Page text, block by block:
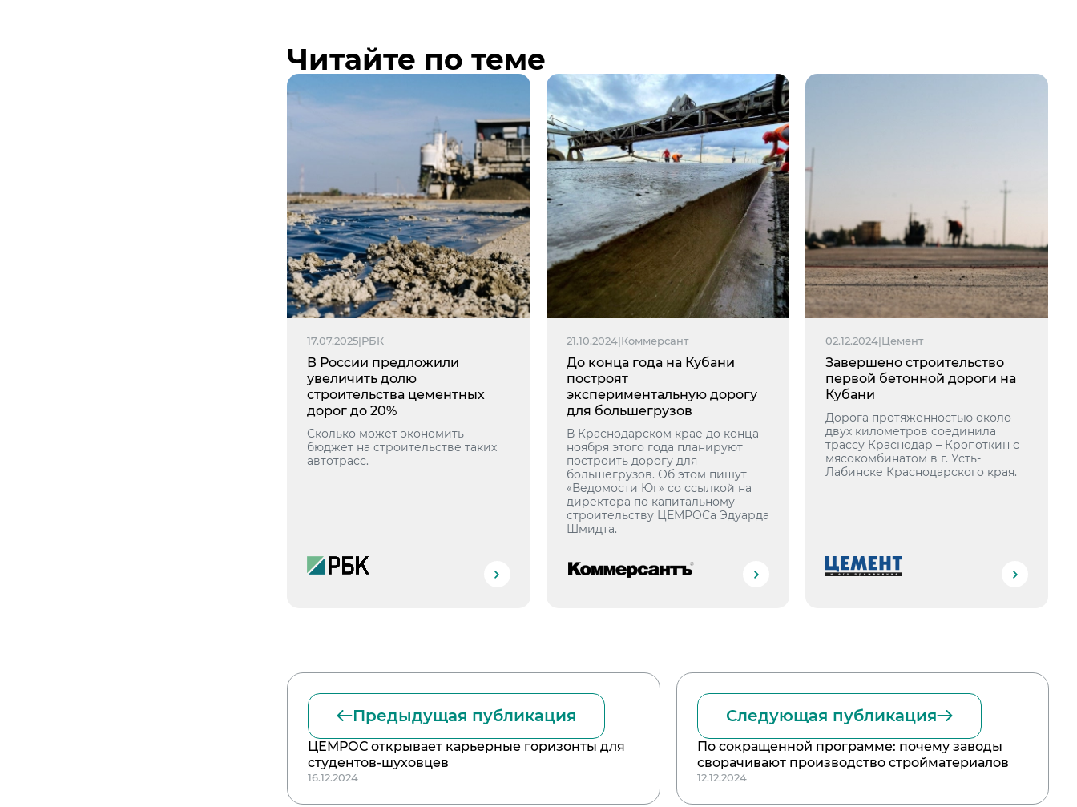
Читайте по теме
17.07.2025|РБК
В России предложили
увеличить долю
строительства цементных
дорог до 20%
Сколько может экономить
бюджет на строительстве таких
автотрасс.
21.10.2024|Коммерсант
До конца года на Кубани
построят
экспериментальную дорогу
для большегрузов
В Краснодарском крае до конца
ноября этого года планируют
построить дорогу для
большегрузов. Об этом пишут
«Ведомости Юг» со ссылкой на
директора по капитальному
строительству ЦЕМРОСа Эдуарда
Шмидта.
02.12.2024|Цемент
Завершено строительство
первой бетонной дороги на
Кубани
Дорога протяженностью около
двух километров соединила
трассу Краснодар – Кропоткин с
мясокомбинатом в г. Усть-
Лабинске Краснодарского края.
Предыдущая публикация
ЦЕМРОС открывает карьерные горизонты для
студентов-шуховцев
16.12.2024
Следующая публикация
По сокращенной программе: почему заводы
сворачивают производство стройматериалов
12.12.2024